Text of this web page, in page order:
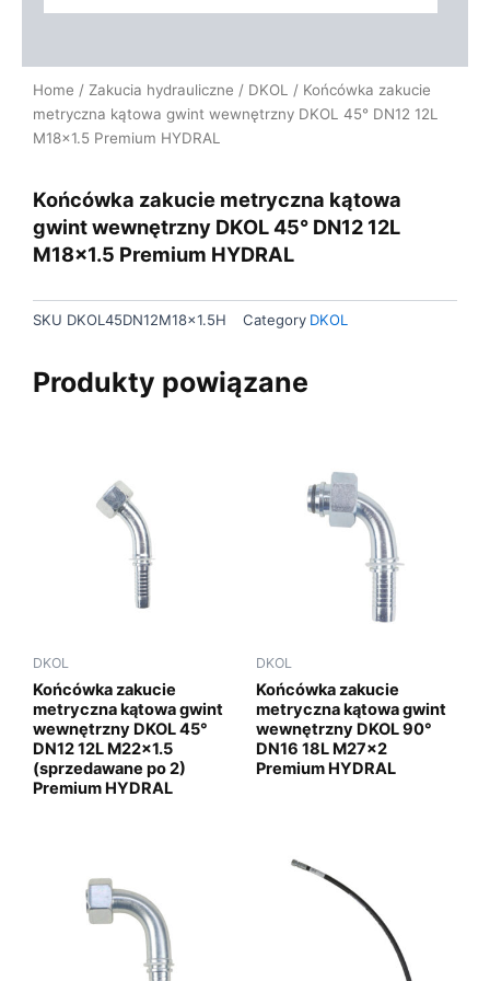
Home / Zakucia hydrauliczne / DKOL
/ Końcówka zakucie
metryczna kątowa gwint wewnętrzny DKOL 45° DN12 12L
M18x1.5 Premium HYDRAL
Końcówka zakucie metryczna kątowa
gwint wewnętrzny DKOL 45° DN12 12L
M18x1.5 Premium HYDRAL
SKU DKOL45DN12M18x1.5H Category DKOL
Produkty powiązane
DKOL
Końcówka zakucie
metryczna kątowa gwint
wewnętrzny DKOL 45°
DN12 12L M22x1.5
(sprzedawane po 2)
Premium HYDRAL
DKOL
Końcówka zakucie
metryczna kątowa gwint
wewnętrzny DKOL 90°
DN16 18L M27x2
Premium HYDRAL